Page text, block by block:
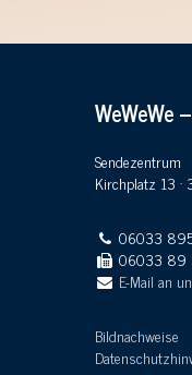
WeWeWe
Sendezentrum
Kirchplatz 13 ·
06033
06033 89
E-Mail an
Bildnachweise